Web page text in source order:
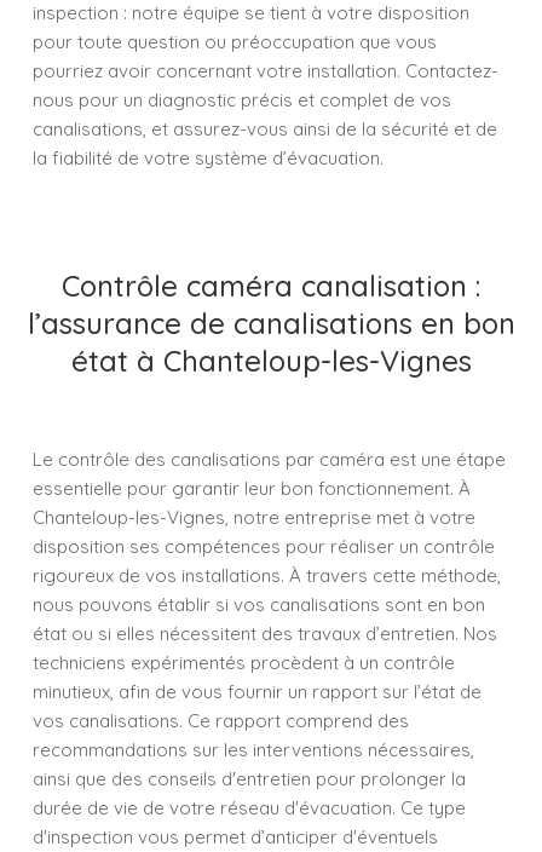
inspection : notre équipe se tient à votre disposition
pour toute question ou préoccupation que vous
pourriez avoir concernant votre installation. Contactez-
nous pour un diagnostic précis et complet de vos
canalisations, et assurez-vous ainsi de la sécurité et de
la fiabilité de votre système d’évacuation.
Contrôle caméra canalisation :
l’assurance de canalisations en bon
état à Chanteloup-les-Vignes
Le contrôle des canalisations par caméra est une étape
essentielle pour garantir leur bon fonctionnement. À
Chanteloup-les-Vignes, notre entreprise met à votre
disposition ses compétences pour réaliser un contrôle
rigoureux de vos installations. À travers cette méthode,
nous pouvons établir si vos canalisations sont en bon
état ou si elles nécessitent des travaux d’entretien. Nos
techniciens expérimentés procèdent à un contrôle
minutieux, afin de vous fournir un rapport sur l’état de
vos canalisations. Ce rapport comprend des
recommandations sur les interventions nécessaires,
ainsi que des conseils d'entretien pour prolonger la
durée de vie de votre réseau d'évacuation. Ce type
d'inspection vous permet d’anticiper d'éventuels